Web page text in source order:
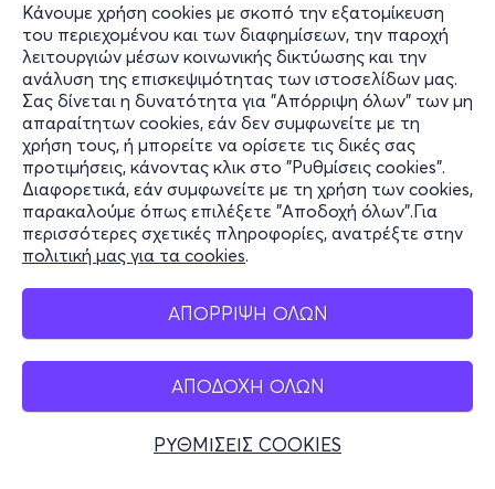
Κάνουμε χρήση cookies με σκοπό την εξατομίκευση
του περιεχομένου και των διαφημίσεων, την παροχή
λειτουργιών μέσων κοινωνικής δικτύωσης και την
ανάλυση της επισκεψιμότητας των ιστοσελίδων μας.
Σας δίνεται η δυνατότητα για "Απόρριψη όλων" των μη
απαραίτητων cookies, εάν δεν συμφωνείτε με τη
χρήση τους, ή μπορείτε να ορίσετε τις δικές σας
προτιμήσεις, κάνοντας κλικ στο "Ρυθμίσεις cookies".
Διαφορετικά, εάν συμφωνείτε με τη χρήση των cookies,
παρακαλούμε όπως επιλέξετε "Αποδοχή όλων".Για
περισσότερες σχετικές πληροφορίες, ανατρέξτε στην
πολιτική μας για τα cookies.
ΑΠΟΡΡΙΨΗ ΟΛΩΝ
ΑΠΟΔΟΧΗ ΟΛΩΝ
ΡΥΘΜΙΣΕΙΣ COOKIES
Πληροφορίες
Υποστήριξη
Stay Connected
Mobile app